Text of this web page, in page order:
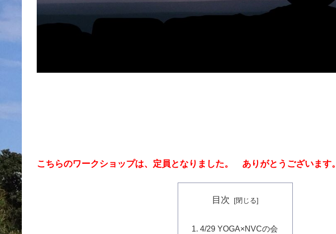
こちらのワークショップは、定員となりました。 ありがとうございます。
目次
4/29 YOGA×NVCの会